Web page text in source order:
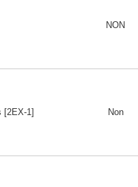
NON
[2EX-1] Non